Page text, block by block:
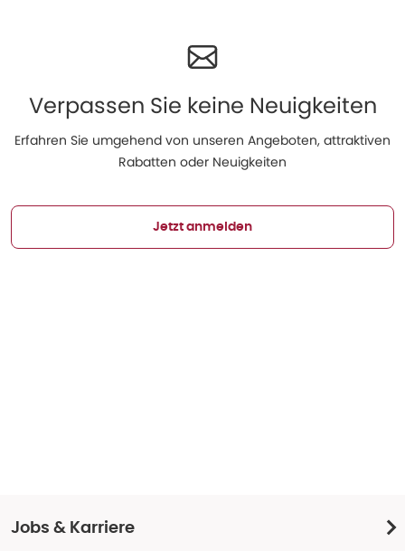
Verpassen Sie keine Neuigkeiten
Erfahren Sie umgehend von unseren Angeboten, attraktiven
Rabatten oder Neuigkeiten
Jetzt anmelden
Jobs & Karriere